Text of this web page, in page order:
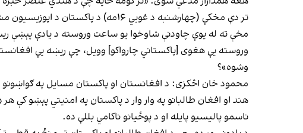
تر دې مخکې (چهارشنبه د غويي
مخې ته له یوې چاودنې شاوخوا یو ساعت وروسته د یادې پېښې
وروسته یې هغوی [پاکستاني چارواکو] وویل، چې ریښه یې
وشوه»؟
محمود خان اڅکزی: د افغانستان او پاکستان مسایل په
هند او افغان طالبانو په وار وار د پاکستان په امنیتي پېښو
ناسمو پالیسیو پایله او د پوځیانو ناکامي بللې ده.